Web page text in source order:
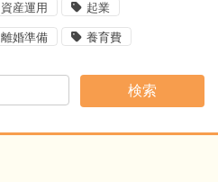
資産運用 起業
離婚準備 養育費